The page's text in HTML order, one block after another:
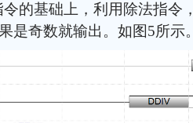
的基础上，利用除法指令
是奇数就输出。如图5所示